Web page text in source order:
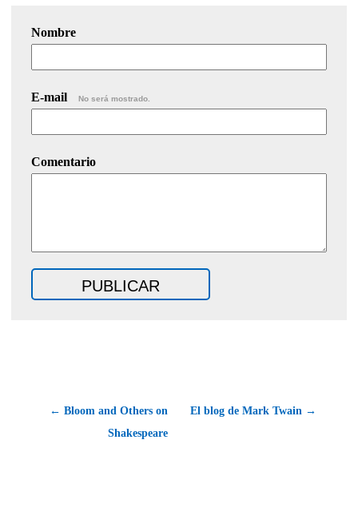
Nombre
E-mail No será mostrado.
Comentario
← Bloom and Others on
Shakespeare
El blog de Mark Twain →